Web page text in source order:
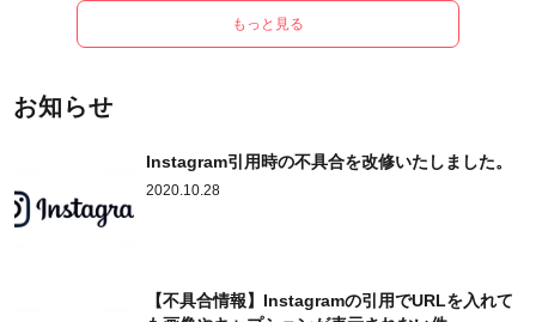
もっと見る
お知らせ
Instagram引用時の不具合を改修いたしました。
2020.10.28
【不具合情報】Instagramの引用でURLを入れて